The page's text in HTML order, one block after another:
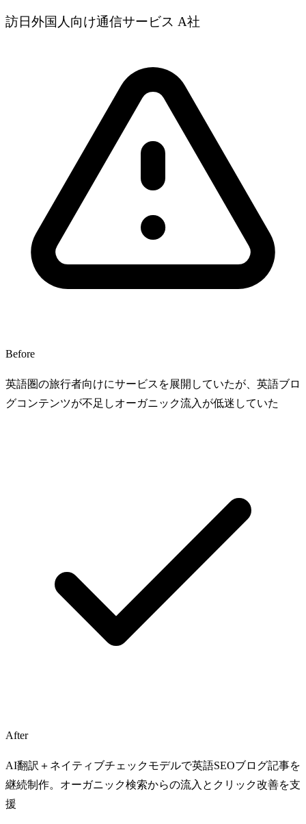
訪日外国人向け通信サービス A社
Before
英語圏の旅行者向けにサービスを展開していたが、英語ブロ
グコンテンツが不足しオーガニック流入が低迷していた
After
AI翻訳＋ネイティブチェックモデルで英語SEOブログ記事を
継続制作。オーガニック検索からの流入とクリック改善を支
援